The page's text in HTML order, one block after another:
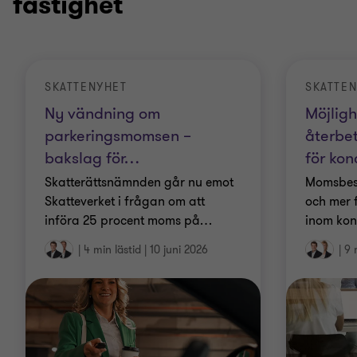
Ny vändning om
parkerings­momsen –
bakslag för…
SKATTENYHET
Skatterättsnämnden går nu emot
Skatteverket i frågan om att
införa 25 procent moms på…
4 min lästid 10 juni 2026
för
och mer
inom
9